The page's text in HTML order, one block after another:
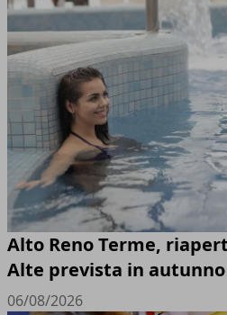
Alto Reno Terme,
Alte prevista in autunno
06/08/2026